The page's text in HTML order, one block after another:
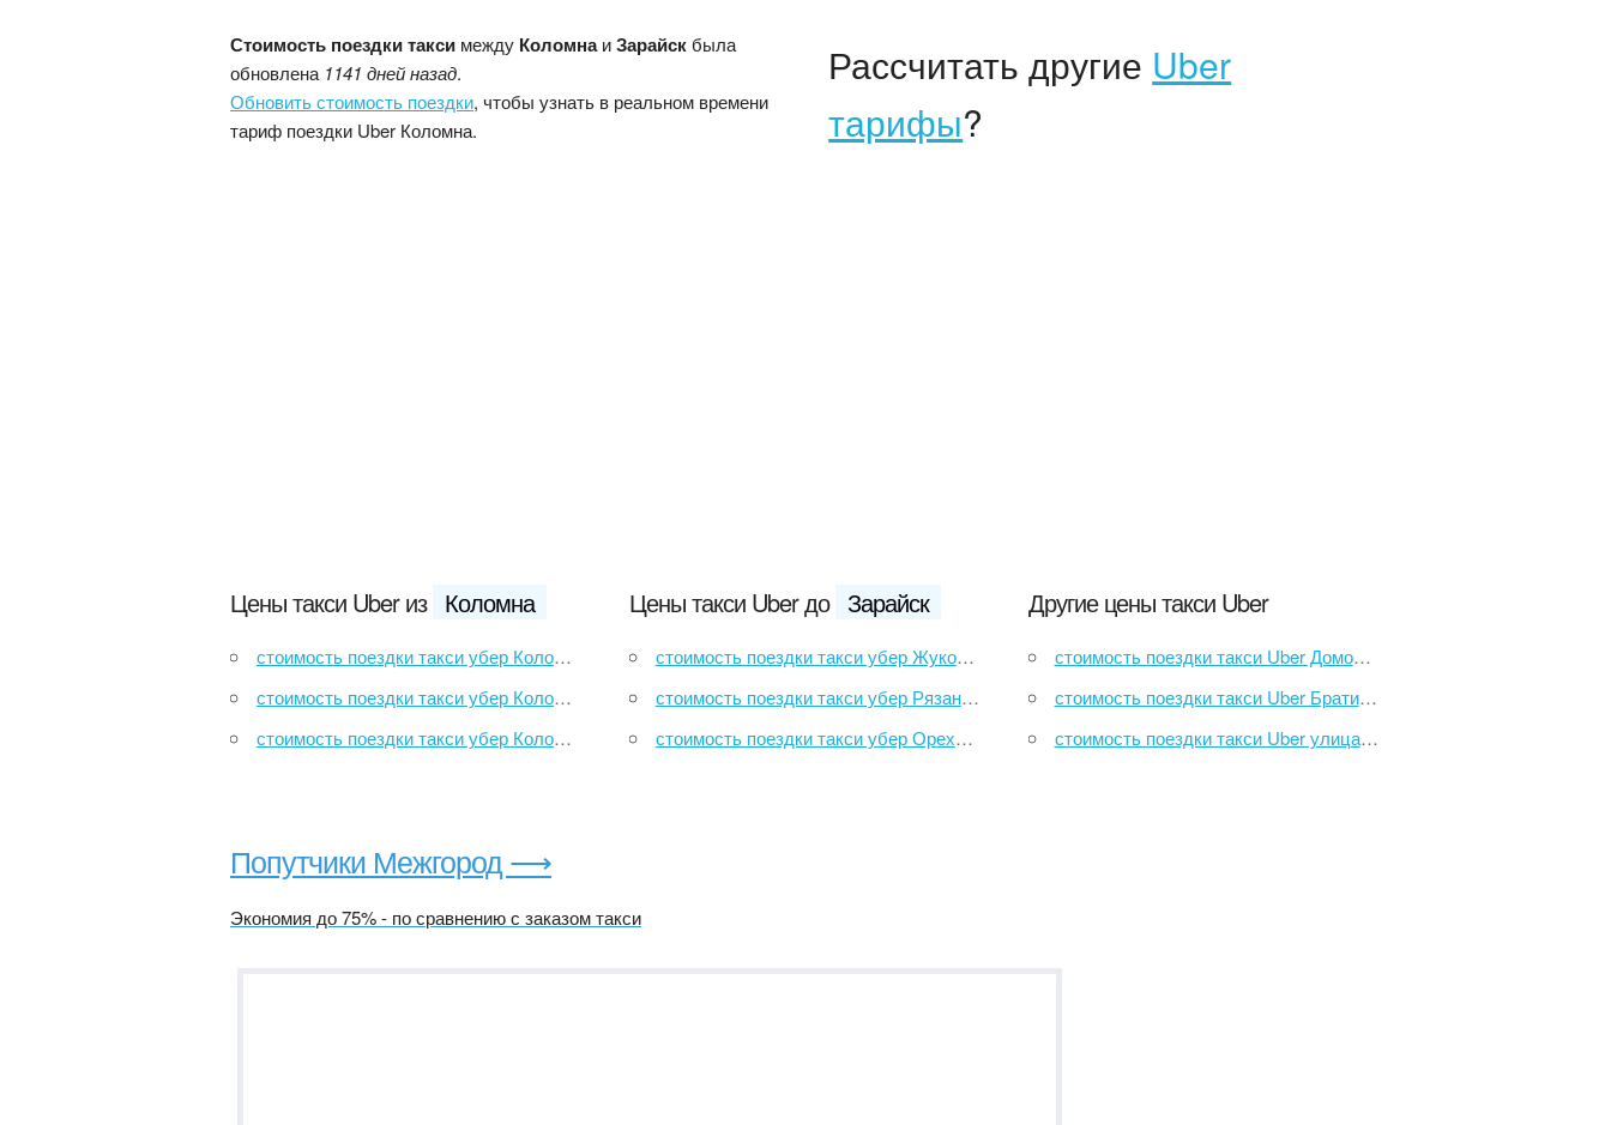
Стоимость поездки такси между КоломнаиЗарайскбыла
обновлена 1141 дней назад.
Обновить стоимость поездки, чтобы узнать в реальном времени
тариф поездки Uber Коломна.
Рассчитать другие Uber
тарифы?
Цены такси Uber из Коломна
стоимость поездки такси убер Коломна до Внуково
стоимость поездки такси убер Коломна до Автовокзал Голутвин
стоимость поездки такси убер Коломна до Амерево
Цены такси Uber до Зарайск
стоимость поездки такси убер Жуковский до Зарайск
стоимость поездки такси убер Рязань Вокзал до Зарайск
стоимость поездки такси убер Ореховый проезд, 41 до Зарайск
Другие цены такси Uber
стоимость поездки такси Uber Домодедовская до Красные ворота
стоимость поездки такси Uber Братислава-Иванка до DoubleTree by Hilton Hotel Bratislava
стоимость поездки такси Uber улица Льва Шатрова, 15 до улица Ивана Франко, 44
Попутчики Межгород ⟶
Экономия до 75% - по сравнению с заказом такси